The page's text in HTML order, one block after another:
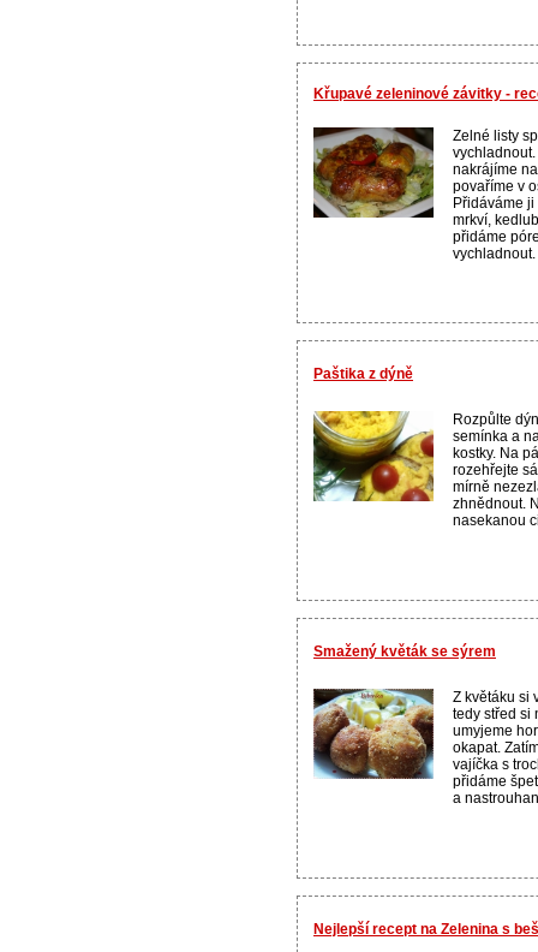
Křupavé zeleninové závitky -
Zelné listy
nakrájíme
povaříme v
Přidáváme
mrkví,
přidáme
vychladnout.
Paštika z dýně
Rozpůlte
semínka a
kostky. Na
rozehřejte
mírně
zhnědnout.
nasekanou
Smažený květák se sýrem
Z květáku si
tedy střed si
umyjeme
okapat.
vajíčka s
přidáme
a
Nejlepší recept na Zelenina s